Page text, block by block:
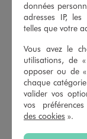
Voir tous les
4étoiles
3étoiles
2étoiles
étoile
Trier les avis
données
adresses IP,
telles que votre
Vous avez le
utilisations, de
opposer ou de «
chaque
valider vos
vos
des cookies ».